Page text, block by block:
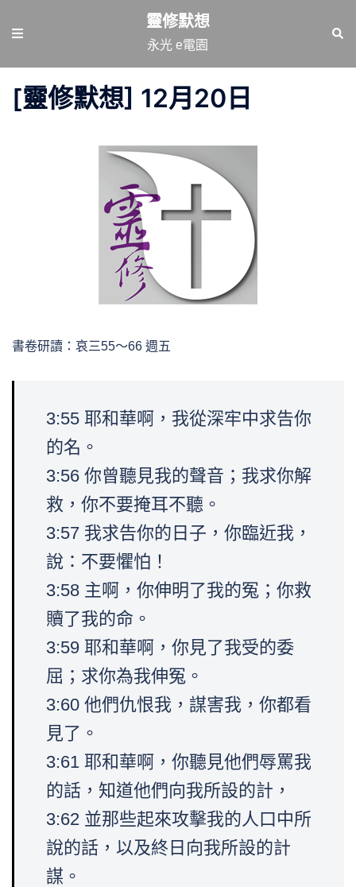
要
靈修默想
永光 e電園
[靈修默想] 12月20日
書卷研讀：哀三55～66 週五
3:55 耶和華啊，我從深牢中求告你
的名。
3:56 你曾聽見我的聲音；我求你解
救，你不要掩耳不聽。
3:57 我求告你的日子，你臨近我，
說：不要懼怕！
3:58 主啊，你伸明了我的冤；你救
贖了我的命。
3:59 耶和華啊，你見了我受的委
屈；求你為我伸冤。
3:60 他們仇恨我，謀害我，你都看
見了。
3:61 耶和華啊，你聽見他們辱罵我
的話，知道他們向我所設的計，
3:62 並那些起來攻擊我的人口中所
說的話，以及終日向我所設的計
謀。